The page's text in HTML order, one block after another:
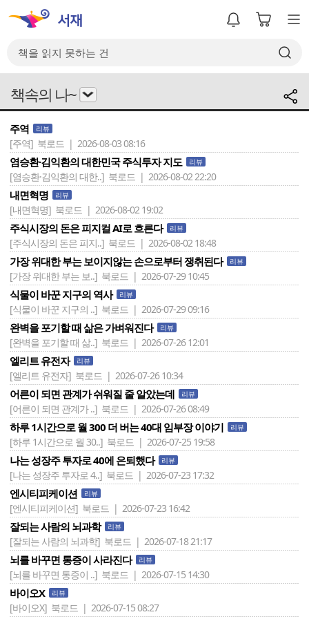
책속의 나~
주역 리뷰
[주역] 북로드 | 2026-08-03 08:16
염승환·김익환의 대한민국 주식투자 지도 리뷰
[염승환·김익환의 대한..] 북로드 | 2026-08-02 22:20
내면혁명 리뷰
[내면혁명] 북로드 | 2026-08-02 19:02
주식시장의 돈은 피지컬 AI로 흐른다 리뷰
[주식시장의 돈은 피지..] 북로드 | 2026-08-02 18:48
가장 위대한 부는 보이지않는 손으로부터 쟁취된다 리뷰
[가장 위대한 부는 보..] 북로드 | 2026-07-29 10:45
식물이 바꾼 지구의 역사 리뷰
[식물이 바꾼 지구의 ..] 북로드 | 2026-07-29 09:16
완벽을 포기할 때 삶은 가벼워진다 리뷰
[완벽을 포기할 때 삶..] 북로드 | 2026-07-26 12:01
엘리트 유전자 리뷰
[엘리트 유전자] 북로드 | 2026-07-26 10:34
어른이 되면 관계가 쉬워질 줄 알았는데 리뷰
[어른이 되면 관계가 ..] 북로드 | 2026-07-26 08:49
하루 1시간으로 월 300 더 버는 40대 임부장 이야기 리뷰
[하루 1시간으로 월 30..] 북로드 | 2026-07-25 19:58
나는 성장주 투자로 40에 은퇴했다 리뷰
[나는 성장주 투자로 4..] 북로드 | 2026-07-23 17:32
엔시티피케이션 리뷰
[엔시티피케이션] 북로드 | 2026-07-23 16:42
잘되는 사람의 뇌과학 리뷰
[잘되는 사람의 뇌과학] 북로드 | 2026-07-18 21:17
뇌를 바꾸면 통증이 사라진다 리뷰
[뇌를 바꾸면 통증이 ..] 북로드 | 2026-07-15 14:30
바이오X 리뷰
[바이오X] 북로드 | 2026-07-15 08:27